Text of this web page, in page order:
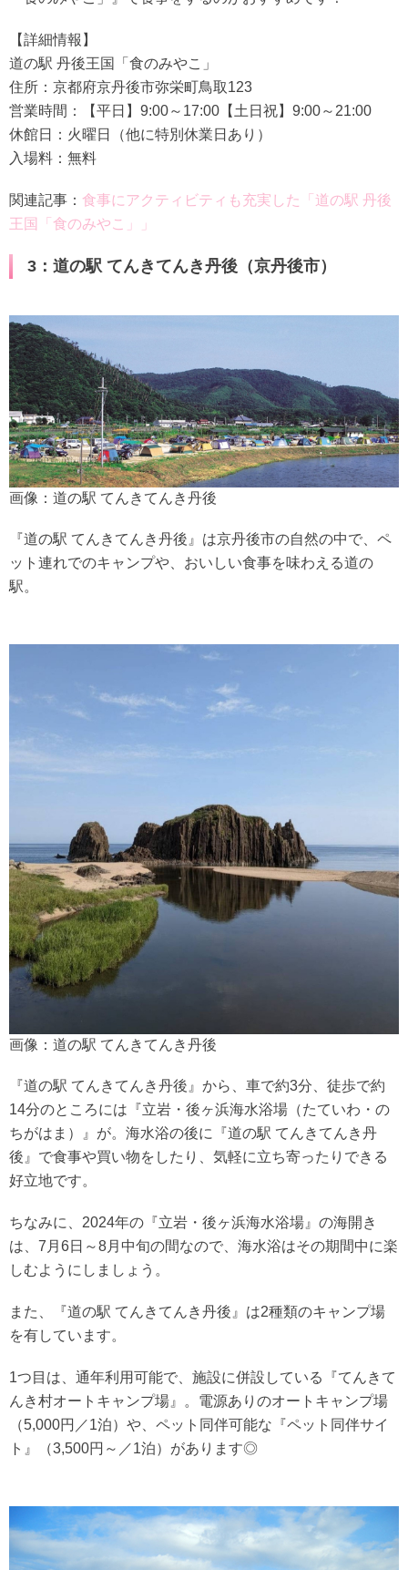
【詳細情報】
道の駅 丹後王国「食のみやこ」
住所：京都府京丹後市弥栄町鳥取123
営業時間：【平日】9:00～17:00【土日祝】9:00～21:00
休館日：火曜日（他に特別休業日あり）
入場料：無料
関連記事： 食事にアクティビティも充実した「道の駅 丹後
王国「食のみやこ」」
3：道の駅 てんきてんき丹後（京丹後市）
画像：道の駅 てんきてんき丹後
『道の駅 てんきてんき丹後』は京丹後市の自然の中で、ペ
ット連れでのキャンプや、おいしい食事を味わえる道の
駅。
画像：道の駅 てんきてんき丹後
『道の駅 てんきてんき丹後』から、車で約3分、徒歩で約
14分のところには『立岩・後ヶ浜海水浴場（たていわ・の
ちがはま）』が。海水浴の後に『道の駅 てんきてんき丹
後』で食事や買い物をしたり、気軽に立ち寄ったりできる
好立地です。
ちなみに、2024年の『立岩・後ヶ浜海水浴場』の海開き
は、7月6日～8月中旬の間なので、海水浴はその期間中に楽
しむようにしましょう。
また、『道の駅 てんきてんき丹後』は2種類のキャンプ場
を有しています。
1つ目は、通年利用可能で、施設に併設している『てんきて
んき村オートキャンプ場』。電源ありのオートキャンプ場
（5,000円／1泊）や、ペット同伴可能な『ペット同伴サイ
ト』（3,500円～／1泊）があります◎